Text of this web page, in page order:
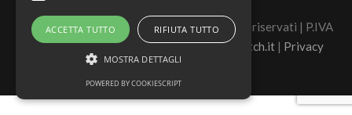
©2026 Real Security s.r.l. - tutti i diritti sono riservati | P.IVA
02446880060 |Sito Realizzato da Sasquatch.it | Privacy
ACCETTA TUTTO RIFIUTA TUTTO
MOSTRA DETTAGLI
POWERED BY COOKIESCRIPT